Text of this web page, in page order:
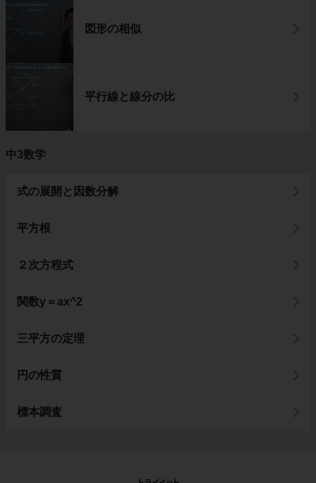
図形の相似
平行線と線分の比
中3数学
式の展開と因数分解
平方根
２次方程式
関数y＝ax^2
三平方の定理
円の性質
標本調査